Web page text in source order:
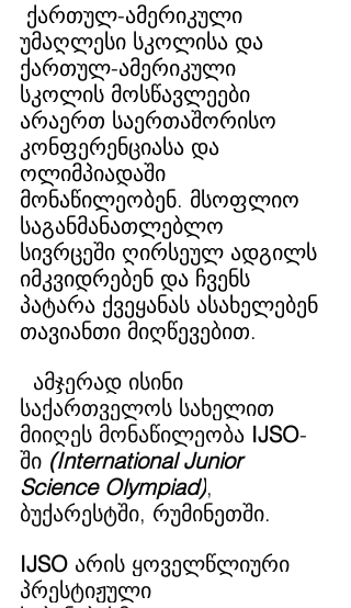
ქართულ-ამერიკული
უმაღლესი სკოლისა და
ქართულ-ამერიკული
სკოლის მოსწავლეები
არაერთ საერთაშორისო
კონფერენციასა და
ოლიმპიადაში
მონაწილეობენ. მსოფლიო
საგანმანათლებლო
სივრცეში ღირსეულ ადგილს
იმკვიდრებენ და ჩვენს
პატარა ქვეყანას ასახელებენ
თავიანთი მიღწევებით.
ამჯერად ისინი
საქართველოს სახელით
მიიღეს მონაწილეობა IJSO-
ში (International Junior
Science Olympiad),
ბუქარესტში, რუმინეთში.
IJSO არის ყოველწლიური
პრესტიჟული